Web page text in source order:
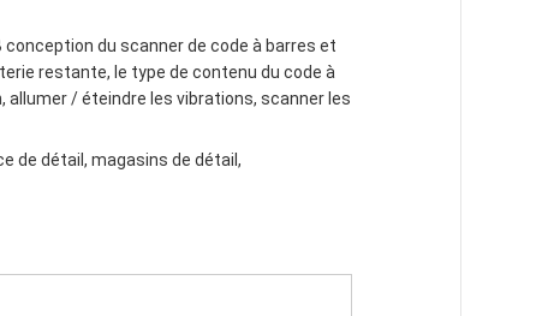
du scanner de code à barres et
restante, le type de contenu du code à
allumer / éteindre les vibrations, scanner les
de détail, magasins de détail,